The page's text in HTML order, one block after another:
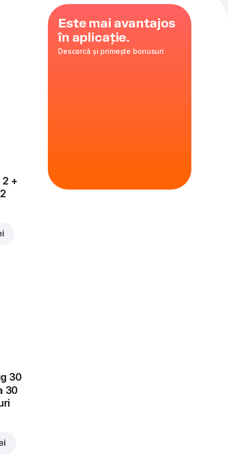
Este mai avantajos
în aplicație.
Descarcă și primește bonusuri
+
30
30